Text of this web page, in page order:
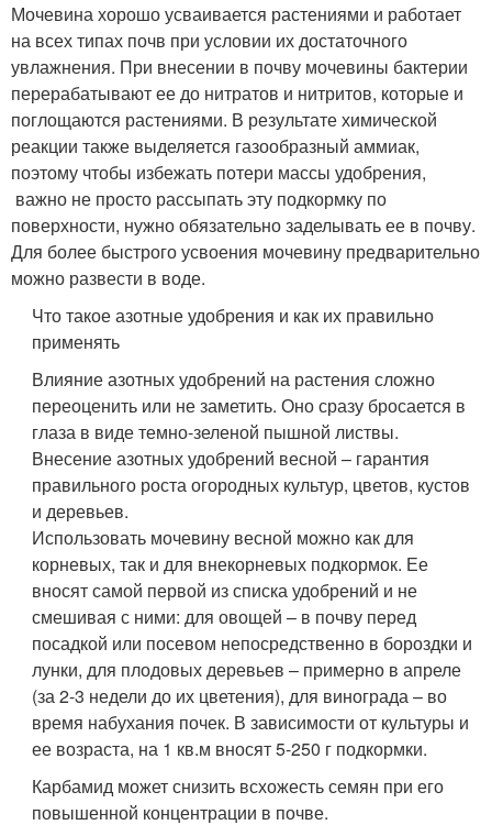
Мочевина хорошо усваивается растениями и работает
на всех типах почв при условии их достаточного
увлажнения. При внесении в почву мочевины бактерии
перерабатывают ее до нитратов и нитритов, которые и
поглощаются растениями. В результате химической
реакции также выделяется газообразный аммиак,
поэтому чтобы избежать потери массы удобрения,
важно не просто рассыпать эту подкормку по
поверхности, нужно обязательно заделывать ее в почву.
Для более быстрого усвоения мочевину предварительно
можно развести в воде.
Что такое азотные удобрения и как их правильно
применять
Влияние азотных удобрений на растения сложно
переоценить или не заметить. Оно сразу бросается в
глаза в виде темно-зеленой пышной листвы.
Внесение азотных удобрений весной – гарантия
правильного роста огородных культур, цветов, кустов
и деревьев.
Использовать мочевину весной можно как для
корневых, так и для внекорневых подкормок. Ее
вносят самой первой из списка удобрений и не
смешивая с ними: для овощей – в почву перед
посадкой или посевом непосредственно в бороздки и
лунки, для плодовых деревьев – примерно в апреле
(за 2-3 недели до их цветения), для винограда – во
время набухания почек. В зависимости от культуры и
ее возраста, на 1 кв.м вносят 5-250 г подкормки.
Карбамид может снизить всхожесть семян при его
повышенной концентрации в почве.